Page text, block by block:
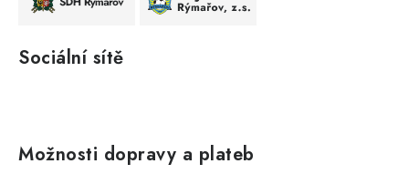
Sociální sítě
Možnosti dopravy a plateb